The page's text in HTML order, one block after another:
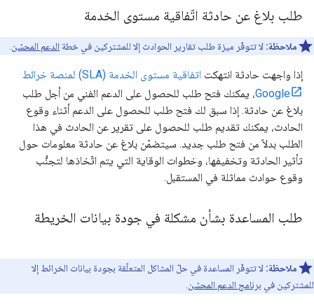
طلب بلاغ عن حادثة اتّفاقية مستوى الخدمة
ملاحظة: لا تتوفّر ميزة طلب تقارير الحوادث إلا للمشتركين في خطة الدعم المحسّن
إذا واجهت حادثة انتهكت
اتفاقية مستوى الخدمة (SLA) لمنصة خرائط
Google، يمكنك فتح طلب للحصول على الدعم الفني من أجل طلب
بلاغ عن حادثة. إذا سبق لك فتح طلب للحصول على الدعم أثناء وقوع
الحادث، يمكنك تقديم طلب للحصول على تقرير عن الحادث في هذا
الطلب بدلاً من فتح طلب جديد. سيتضمّن بلاغ عن حادثة معلومات حول
تأثير الحادثة وتخفيفها، وخطوات الوقاية التي يتم اتّخاذها لتجنُّب
وقوع حوادث مماثلة في المستقبل.
طلب المساعدة بشأن مشكلة في جودة بيانات الخريطة
ملاحظة: لا تتوفّر المساعدة في حلّ المشاكل المتعلّقة بجودة بيانات الخرائط إلا
للمشتركين في برنامج الدعم المحسّن